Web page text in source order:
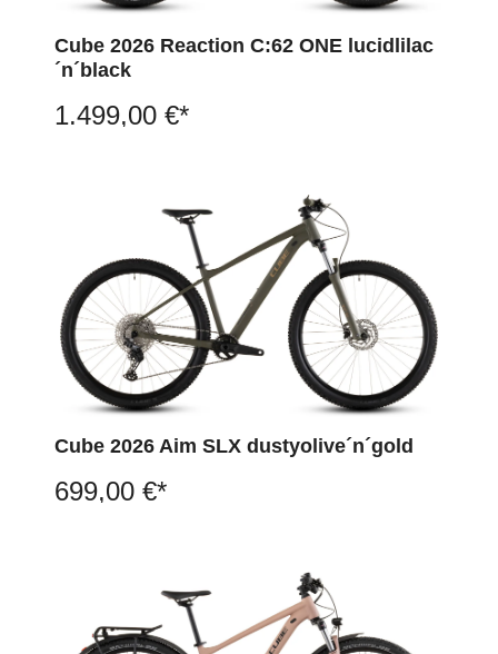
Cube 2026 Reaction C:62 ONE lucidlilac
´n´black
1.499,00 €*
Cube 2026 Aim SLX dustyolive´n´gold
699,00 €*